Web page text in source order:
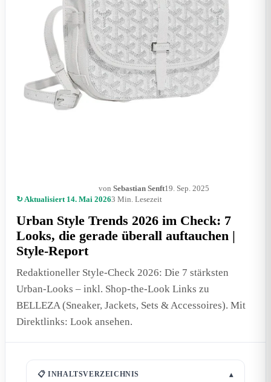
vonSebastian Senft19. Sep. 2025
↻ Aktualisiert 14. Mai 20263 Min. Lesezeit
Urban Style Trends 2026 im Check: 7
Looks, die gerade überall auftauchen |
Style-Report
Redaktioneller Style-Check 2026: Die 7 stärksten
Urban-Looks – inkl. Shop-the-Look Links zu
BELLEZA (Sneaker, Jackets, Sets & Accessoires). Mit
Direktlinks: Look ansehen.
📋 INHALTSVERZEICHNIS ▴